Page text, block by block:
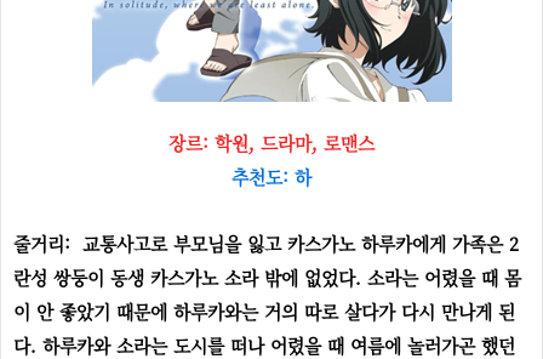
장르: 학원, 드라마, 로맨스
추천도: 하
줄거리: 교통사고로 부모님을 잃고 카스가노 하루카에게 가족은 2
란성 쌍둥이 동생 카스가노 소라 밖에 없었다. 소라는 어렸을 때 몸
이 안 좋았기 때문에 하루카와는 거의 따로 살다가 다시 만나게 된
다. 하루카와 소라는 도시를 떠나 어렸을 때 여름에 놀러가곤 했던